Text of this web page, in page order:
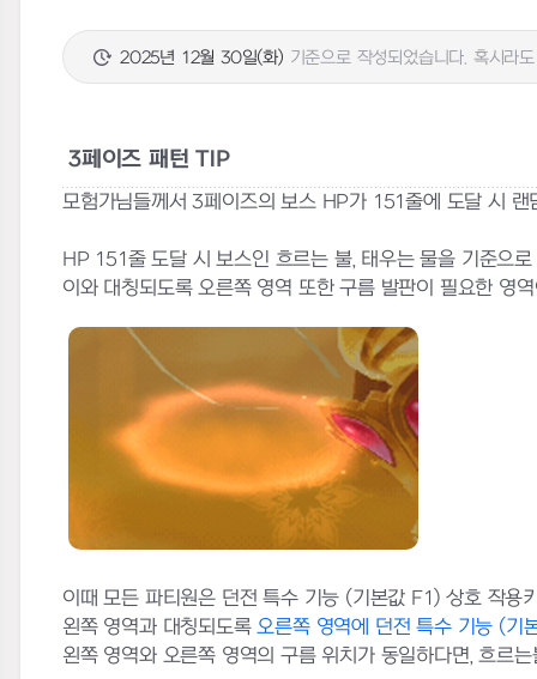
2025년 12월 30일(화) 기준으로 작성되었습니다. 혹시라
3페이즈 패턴 TIP
모험가님들께서 3페이즈의 보스 HP가 151줄에 도달 시
HP 151줄 도달 시 보스인 흐르는 불, 태우는 물을 기준으
이와 대칭되도록 오른쪽 영역 또한 구름 발판이 필요한 영
이때 모든 파티원은 던전 특수 기능 (기본값 F1) 상호 작용
왼쪽 영역과 대칭되도록오른쪽 영역에 던전 특수 기능 (기
왼쪽 영역와 오른쪽 영역의 구름 위치가 동일하다면, 흐르